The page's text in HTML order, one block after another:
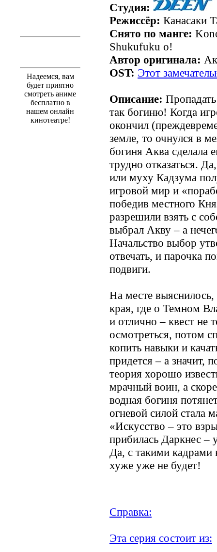
Надеемся, вам
будет приятно
смотреть аниме
бесплатно в
нашем онлайн
кинотеатре!
Студия:
Режиссёр: Канасаки
Снято по манге:
Shukufuku o!
Автор оригинала:
OST: Этот
Описание:
так богиню! Когда
окончил
земле, то очнулся в
богиня Аква сделала
трудно отказаться.
или муху Кадзума
игровой мир и
победив местного
разрешили взять с
выбрал Акву – а
Начальство выбор
отвечать, и парочка
подвиги.
На месте выяснилось,
края, где о Темном
и отлично – квест не
осмотреться, потом
копить навыки и
придется – а значит,
теория хорошо
мрачный воин, а
водная богиня
огневой силой
«Искусство – это
прибилась Даркнес –
Да, с такими кадрами
хуже уже не будет!
Справка:
Эта серия состоит из: